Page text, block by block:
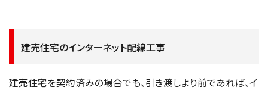
建売住宅のインターネット配線工事
建売住宅を契約済みの場合でも、引き渡しより前であれば、イ